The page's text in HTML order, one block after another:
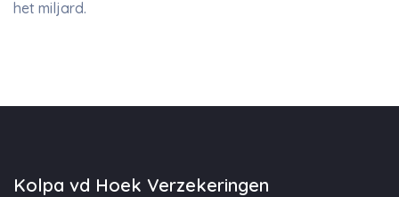
het miljard.
Kolpa vd Hoek Verzekeringen